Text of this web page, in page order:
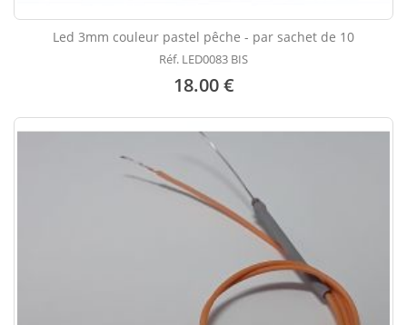
Led 3mm couleur pastel pêche - par sachet de 10
Réf. LED0083 BIS
18.00 €